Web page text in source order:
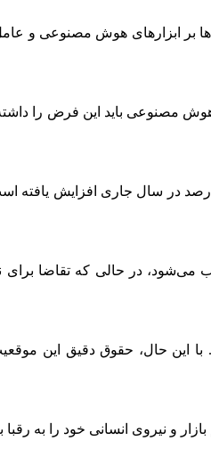
بر ابزارهای هوش مصنوعی و
مصنوعی باید این فرض را داشته
موسسه ارزش کسب‌وکار «آی‌بی‌ام»، سهم سازمان‌هایی که دارای مدیر ارشد هوش مصنوعی هستند از ۲۶ درصد در سال
می‌شود، در حالی‌ که تقاضا
دلار و در موارد بالاتر تا ۳.۵ میلیون دلار در بازار فعال‌ هستند. با این
نیروی انسانی خود را به رقبا